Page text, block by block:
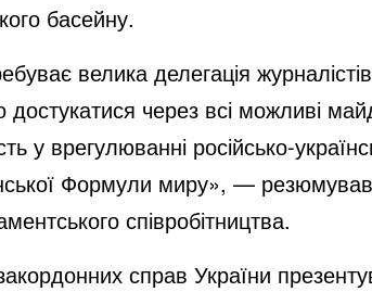
басейну.
велика делегація
через всі можливі
у врегулюванні російсько-
Формули миру», —
співробітництва.
справ України